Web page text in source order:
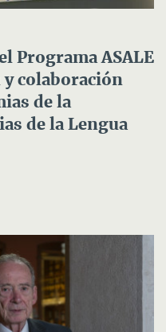
Programa ASALE
y colaboración
de la
de la Lengua